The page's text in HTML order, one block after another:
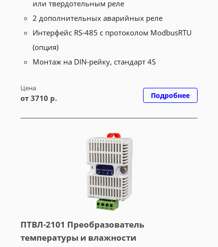
или твердотельным реле
2 дополнительных аварийных реле
Интерфейс RS-485 с протоколом ModbusRTU
(опция)
Монтаж на DIN-рейку, стандарт 4S
Цена
от 3710 р. Подробнее
ПТВЛ-2101 Преобразователь
температуры и влажности